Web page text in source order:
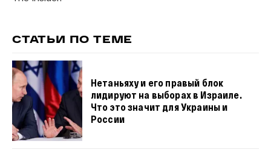
СТАТЬИ ПО ТЕМЕ
Нетаньяху и его правый блок
лидируют на выборах в Израиле.
Что это значит для Украины и
России